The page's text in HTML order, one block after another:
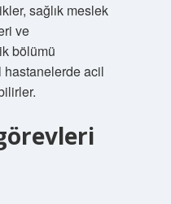
sağlık meslek
ve
bölümü
hastanelerde acil